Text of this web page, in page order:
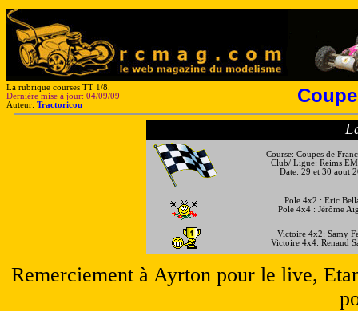
La rubrique courses TT 1/8.
Dernière mise à jour: 04/09/09
Auteur: Tractoricou
Course: Coupes de
Club/ Ligue: Reims
Date: 29 et 30 aout
Pole 4x2 : Eric
Pole 4x4 : Jérôme
Victoire 4x2: Samy
Victoire 4x4: Renaud
Remerciement à Ayrton pour le live,